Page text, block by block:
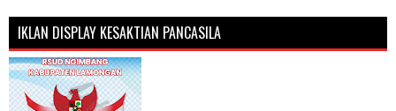
IKLAN DISPLAY KESAKTIAN PANCASILA